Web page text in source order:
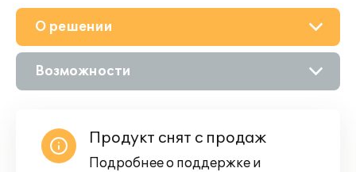
О решении
Возможности
Продукт снят с продаж
Подробнее о поддержке и